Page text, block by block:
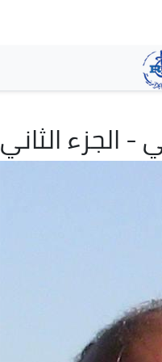
- الجزء الثاني